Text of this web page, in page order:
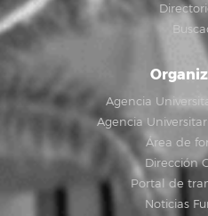
Agencia
Agencia
Área de
Dirección
Portal de
Noticias